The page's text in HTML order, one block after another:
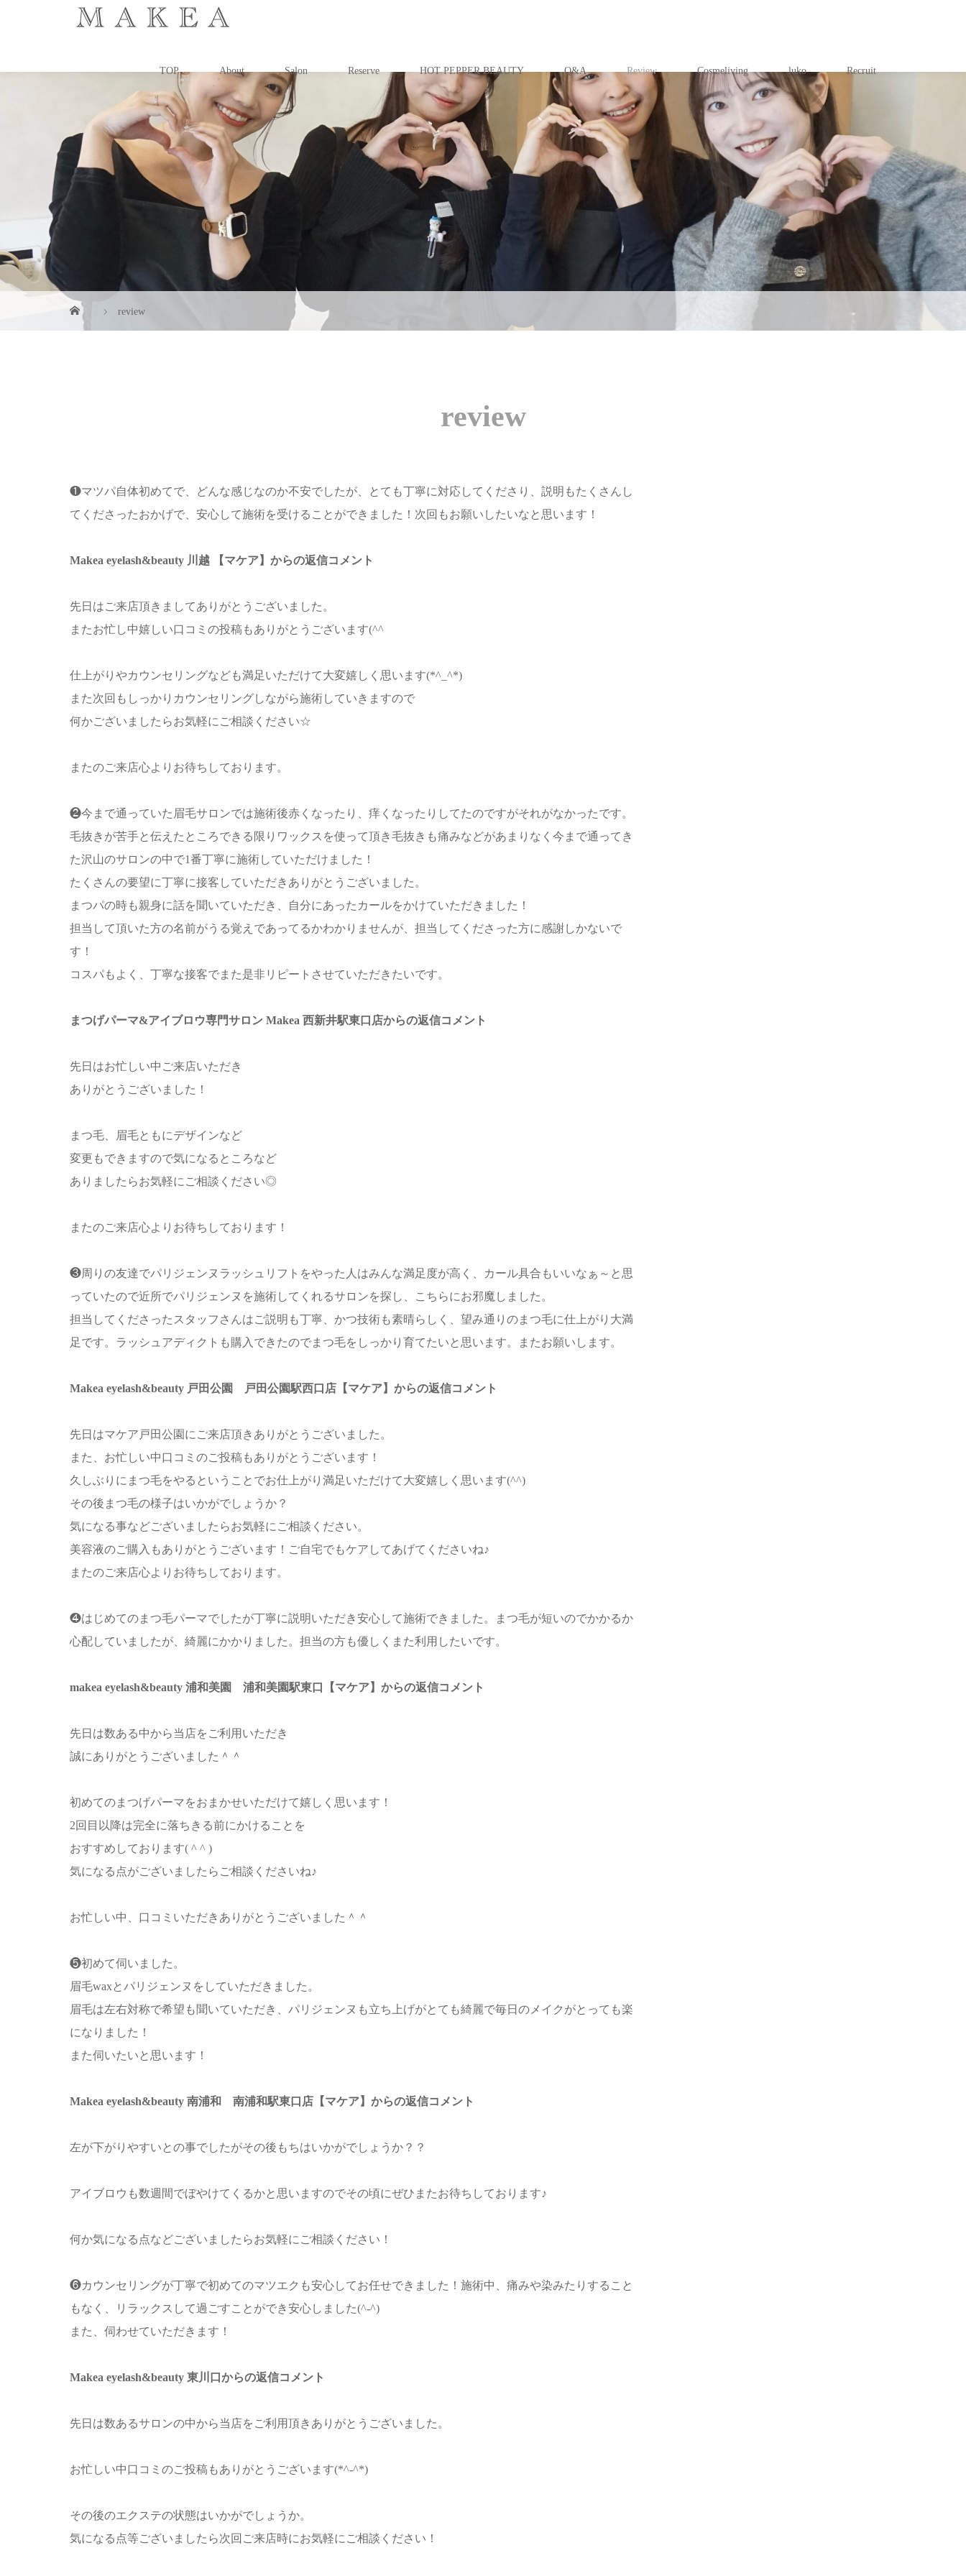
TOP About Salon Reserve HOT PEPPER BEAUTY Q&A Review Cosmeliving luko Recruit
review
review
❶マツパ自体初めてで、どんな感じなのか不安でしたが、とても丁寧に対応してくださり、説明もたくさんし
てくださったおかげで、安心して施術を受けることができました！次回もお願いしたいなと思います！
Makea eyelash&beauty 川越 【マケア】からの返信コメント
先日はご来店頂きましてありがとうございました。
またお忙し中嬉しい口コミの投稿もありがとうございます(^^
仕上がりやカウンセリングなども満足いただけて大変嬉しく思います(*^_^*)
また次回もしっかりカウンセリングしながら施術していきますので
何かございましたらお気軽にご相談ください☆
またのご来店心よりお待ちしております。
❷今まで通っていた眉毛サロンでは施術後赤くなったり、痒くなったりしてたのですがそれがなかったです。
毛抜きが苦手と伝えたところできる限りワックスを使って頂き毛抜きも痛みなどがあまりなく今まで通ってき
た沢山のサロンの中で1番丁寧に施術していただけました！
たくさんの要望に丁寧に接客していただきありがとうございました。
まつパの時も親身に話を聞いていただき、自分にあったカールをかけていただきました！
担当して頂いた方の名前がうる覚えであってるかわかりませんが、担当してくださった方に感謝しかないで
す！
コスパもよく、丁寧な接客でまた是非リピートさせていただきたいです。
まつげパーマ&アイブロウ専門サロン Makea 西新井駅東口店からの返信コメント
先日はお忙しい中ご来店いただき
ありがとうございました！
まつ毛、眉毛ともにデザインなど
変更もできますので気になるところなど
ありましたらお気軽にご相談ください◎
またのご来店心よりお待ちしております！
❸周りの友達でパリジェンヌラッシュリフトをやった人はみんな満足度が高く、カール具合もいいなぁ～と思
っていたので近所でパリジェンヌを施術してくれるサロンを探し、こちらにお邪魔しました。
担当してくださったスタッフさんはご説明も丁寧、かつ技術も素晴らしく、望み通りのまつ毛に仕上がり大満
足です。ラッシュアディクトも購入できたのでまつ毛をしっかり育てたいと思います。またお願いします。
Makea eyelash&beauty 戸田公園 戸田公園駅西口店【マケア】からの返信コメント
先日はマケア戸田公園にご来店頂きありがとうございました。
また、お忙しい中口コミのご投稿もありがとうございます！
久しぶりにまつ毛をやるということでお仕上がり満足いただけて大変嬉しく思います(^^)
その後まつ毛の様子はいかがでしょうか？
気になる事などございましたらお気軽にご相談ください。
美容液のご購入もありがとうございます！ご自宅でもケアしてあげてくださいね♪
またのご来店心よりお待ちしております。
❹はじめてのまつ毛パーマでしたが丁寧に説明いただき安心して施術できました。まつ毛が短いのでかかるか
心配していましたが、綺麗にかかりました。担当の方も優しくまた利用したいです。
makea eyelash&beauty 浦和美園 浦和美園駅東口【マケア】からの返信コメント
先日は数ある中から当店をご利用いただき
誠にありがとうございました＾＾
初めてのまつげパーマをおまかせいただけて嬉しく思います！
2回目以降は完全に落ちきる前にかけることを
おすすめしております( ^ ^ )
気になる点がございましたらご相談くださいね♪
お忙しい中、口コミいただきありがとうございました＾＾
❺初めて伺いました。
眉毛waxとパリジェンヌをしていただきました。
眉毛は左右対称で希望も聞いていただき、パリジェンヌも立ち上げがとても綺麗で毎日のメイクがとっても楽
になりました！
また伺いたいと思います！
Makea eyelash&beauty 南浦和 南浦和駅東口店【マケア】からの返信コメント
左が下がりやすいとの事でしたがその後もちはいかがでしょうか？？
アイブロウも数週間でぼやけてくるかと思いますのでその頃にぜひまたお待ちしております♪
何か気になる点などございましたらお気軽にご相談ください！
❻カウンセリングが丁寧で初めてのマツエクも安心してお任せできました！施術中、痛みや染みたりすること
もなく、リラックスして過ごすことができ安心しました(^-^)
また、伺わせていただきます！
Makea eyelash&beauty 東川口からの返信コメント
先日は数あるサロンの中から当店をご利用頂きありがとうございました。
お忙しい中口コミのご投稿もありがとうございます(*^-^*)
その後のエクステの状態はいかがでしょうか。
気になる点等ございましたら次回ご来店時にお気軽にご相談ください！